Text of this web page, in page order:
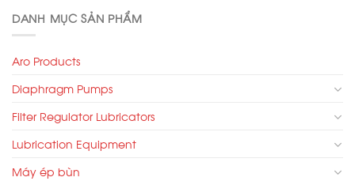
DANH MỤC SẢN PHẨM
Aro Products
Diaphragm Pumps
Filter Regulator Lubricators
Lubrication Equipment
Máy ép bùn